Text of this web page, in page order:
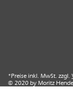
*Preise inkl. MwSt. zzgl.
© 2020 by Moritz